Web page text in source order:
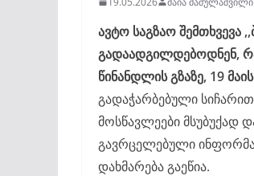
ავტო საგზაო შემთხვევა
გადაადგილდებოდნენ,
წინანდლის გზაზე, 19
გადაჭარბებული
მოსწავლეები მსუბუქად
გავრცელებული
დახმარება გაეწია.